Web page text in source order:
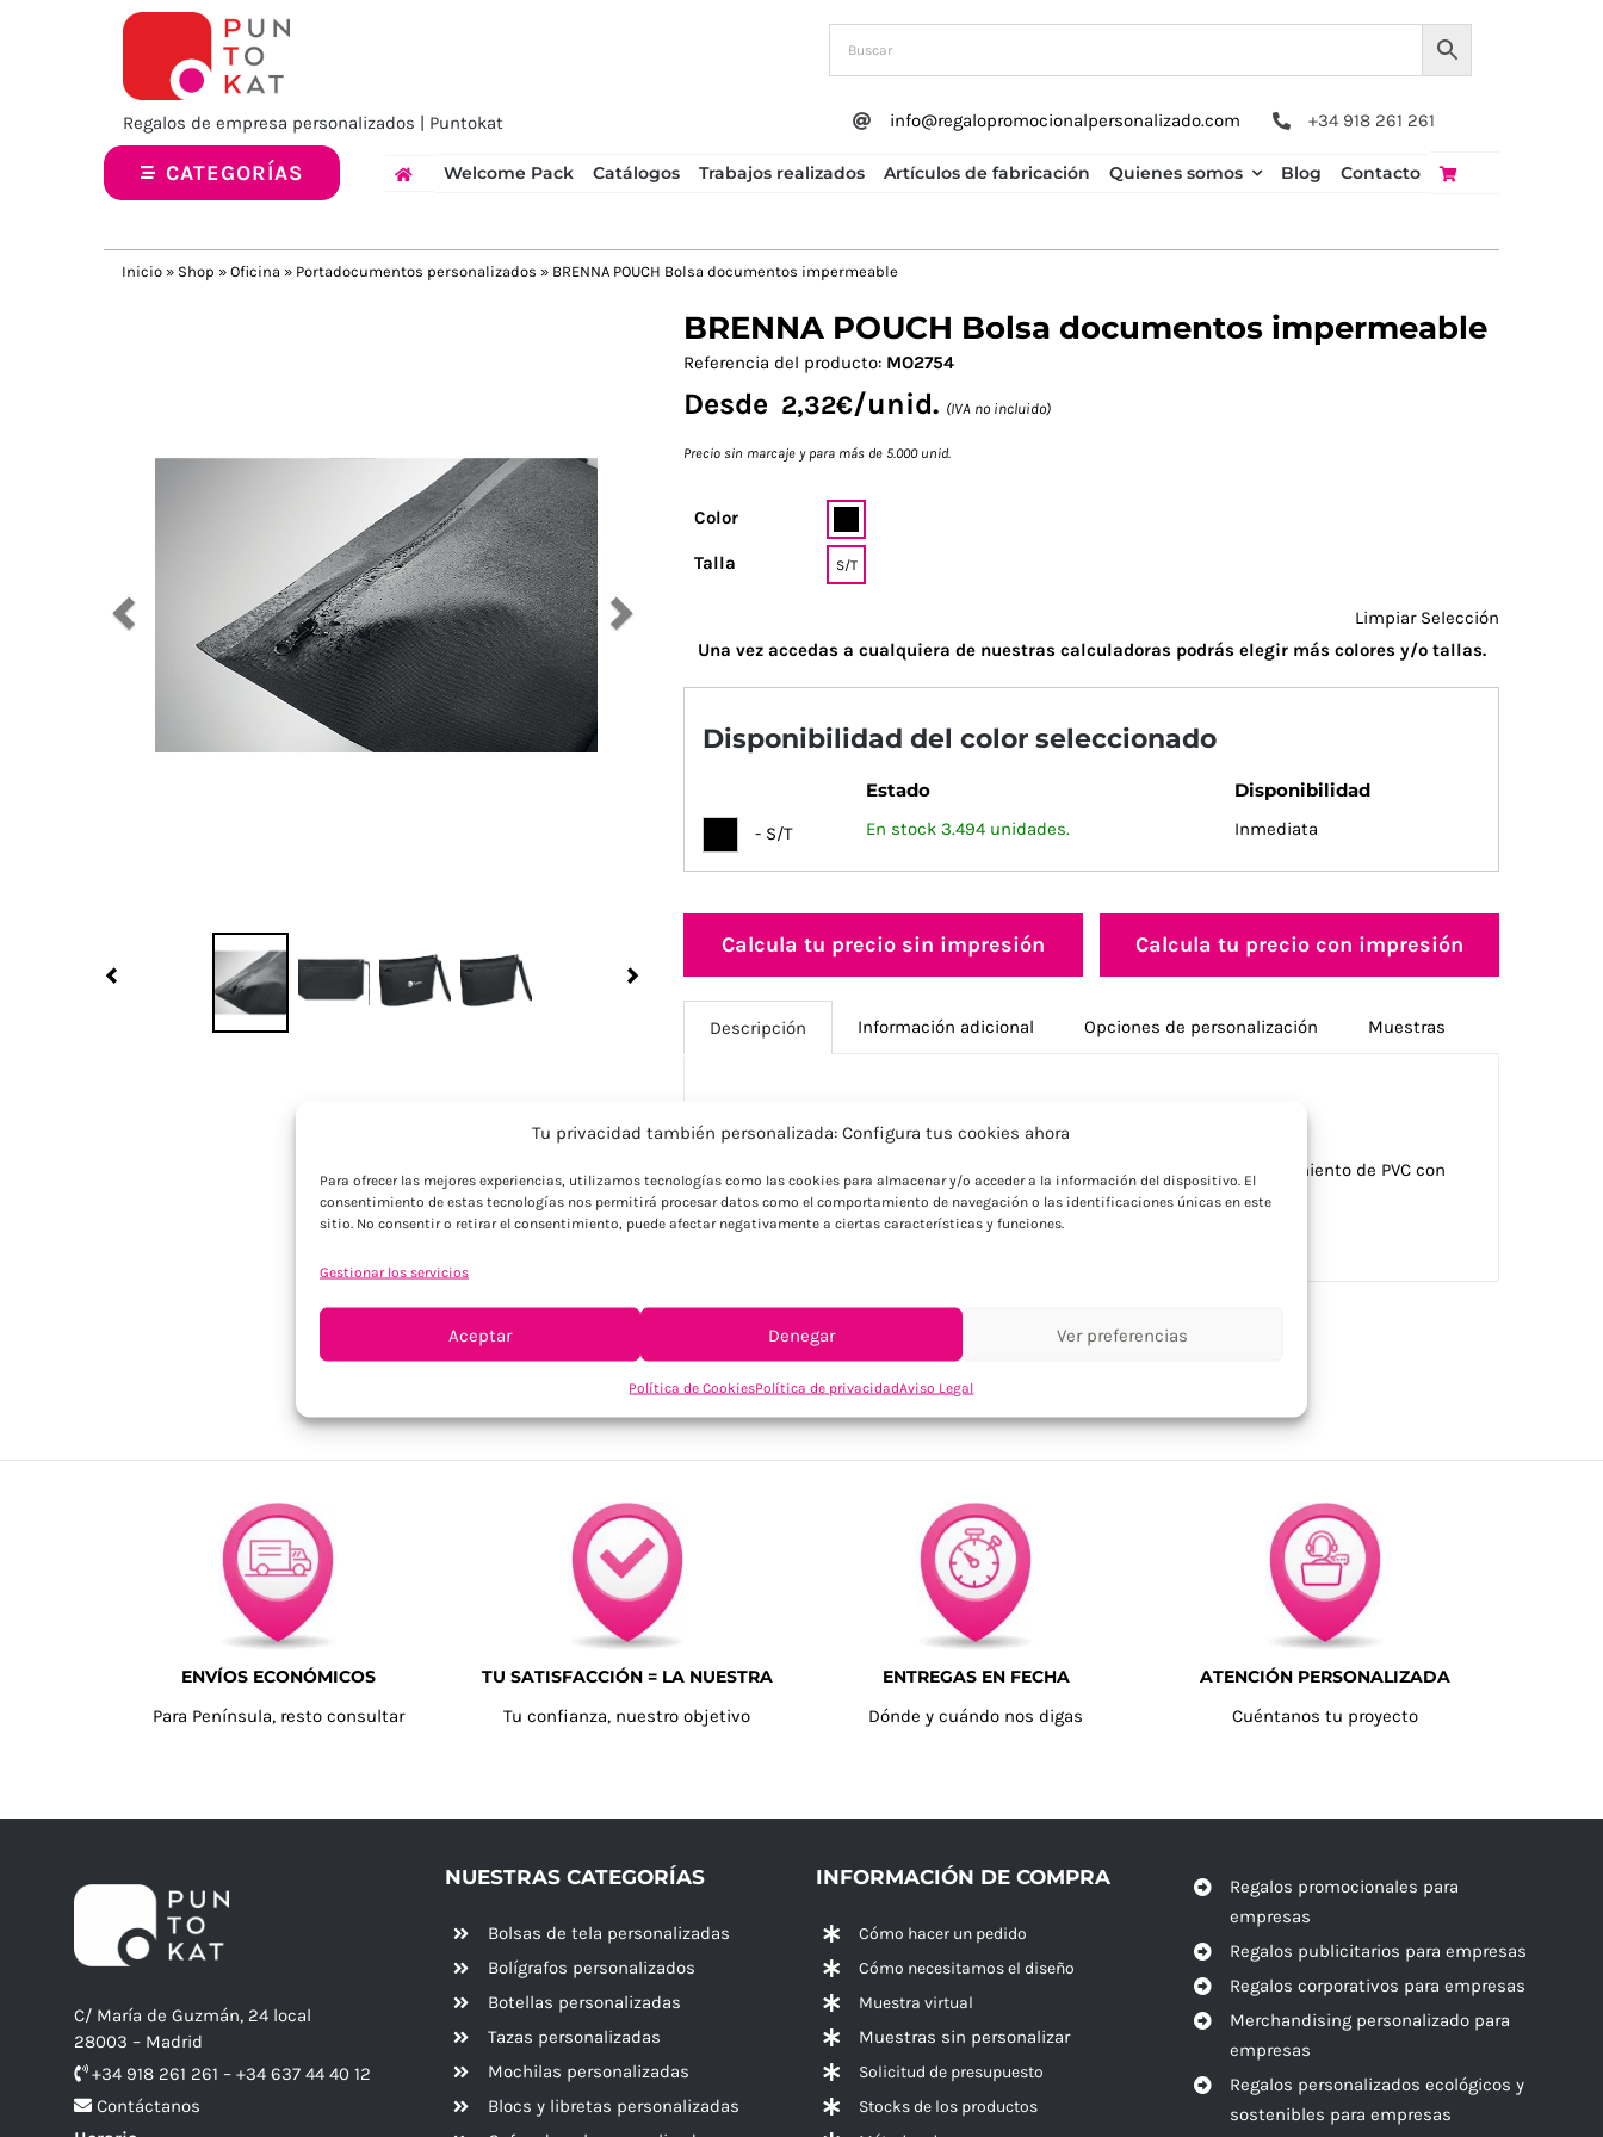
Tu privacidad también personalizada: Configura tus cookies ahora
Para ofrecer las mejores experiencias, utilizamos tecnologías como las cookies para almacenar y/o acceder a la información del dispositivo. El
consentimiento de estas tecnologías nos permitirá procesar datos como el comportamiento de navegación o las identificaciones únicas en este
sitio. No consentir o retirar el consentimiento, puede afectar negativamente a ciertas características y funciones.
Gestionar los servicios
Aceptar Denegar Ver preferencias
Política de CookiesPolítica de privacidadAviso Legal
Regalos de empresa personalizados | Puntokat info@regalopromocionalpersonalizado.com +34 918 261 261
CATEGORÍAS Welcome Pack Catálogos Trabajos realizados Artículos de fabricación Quienes somos Blog Contacto
Inicio » Shop » Oficina » Portadocumentos personalizados » BRENNA POUCH Bolsa documentos impermeable
BRENNA POUCH Bolsa documentos impermeable
Referencia del producto: MO2754
Desde 2,32€/unid. (IVA no incluido)
Precio sin marcaje y para más de 5.000 unid.
Color
Talla S/T
Limpiar Selección
Una vez accedas a cualquiera de nuestras calculadoras podrás elegir más colores y/o tallas.
Disponibilidad del color seleccionado
Estado Disponibilidad
- S/T En stock 3.494 unidades. Inmediata
Calcula tu precio sin impresión Calcula tu precio con impresión
Descripción Información adicional Opciones de personalización Muestras
Descripción
Bolsa para objetos personales o documentos en RPET 300D y revestimiento de PVC con
correa. Tejido resistente al agua.
MO2754-03
ENVÍOS ECONÓMICOS
Para Península, resto consultar
TU SATISFACCIÓN = LA NUESTRA
Tu confianza, nuestro objetivo
ENTREGAS EN FECHA
Dónde y cuándo nos digas
ATENCIÓN PERSONALIZADA
Cuéntanos tu proyecto
C/ María de Guzmán, 24 local
28003 – Madrid
+34 918 261 261 – +34 637 44 40 12
Contáctanos
NUESTRAS CATEGORÍAS
Bolsas de tela personalizadas
Bolígrafos personalizados
Botellas personalizadas
Tazas personalizadas
Mochilas personalizadas
Blocs y libretas personalizadas
INFORMACIÓN DE COMPRA
Cómo hacer un pedido
Cómo necesitamos el diseño
Muestra virtual
Muestras sin personalizar
Solicitud de presupuesto
Stocks de los productos
Regalos promocionales para
empresas
Regalos publicitarios para empresas
Regalos corporativos para empresas
Merchandising personalizado para
empresas
Regalos personalizados ecológicos y
sostenibles para empresas